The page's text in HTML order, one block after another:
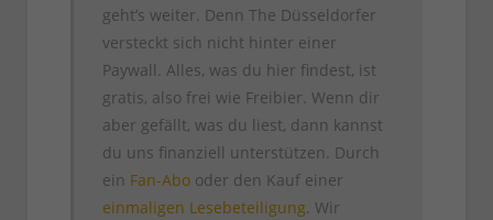
geht’s weiter. Denn The Düsseldorfer
versteckt sich nicht hinter einer
Paywall. Alles, was du hier findest, ist
gratis, also frei wie Freibier. Wenn dir
aber gefällt, was du liest, dann kannst
du uns finanziell unterstützen. Durch
ein Fan-Abooder den Kauf einer
einmaligen Lesebeteiligung. Wir